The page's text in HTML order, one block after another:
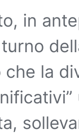
in
la